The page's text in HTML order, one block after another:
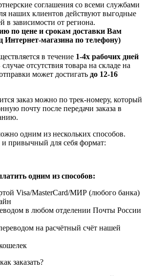
соглашения со всеми службами
наших клиентов действуют выгодные
в зависимости от региона.
по цене и срокам доставки Вам
Интернет-магазина по телефону)
в течение 1-4х рабочих дней
отсутствия товара на складе на
может достигать до 12-16
заказ можно по трек-номеру, который
почту после передачи заказа в
одним из нескольких способов.
привычный для себя формат:
одним из способов:
Visa/MasterCard/МИР (любого банка)
в любом отделении Почты России
на расчётный счёт нашей
заказать?